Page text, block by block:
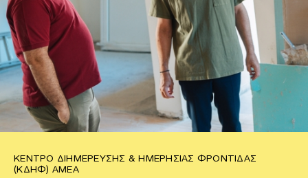
ΚΈΝΤΡΟ ΔΙΗΜΈΡΕΥΣΗΣ & ΗΜΕΡΉΣΙΑΣ ΦΡΟΝΤΊΔΑΣ
(ΚΔΗΦ) ΑΜΕΑ